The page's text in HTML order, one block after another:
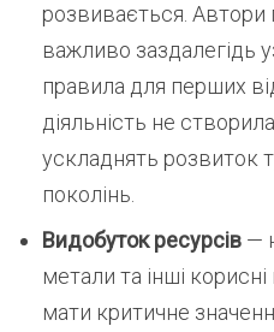
розвивається.
важливо заздалегідь
правила для перших
діяльність не
ускладнять розвиток
поколінь.
Видобуток ресурсів —
метали та інші
мати критичне